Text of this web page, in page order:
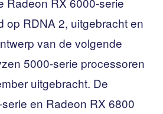
op RDNA 2, uitgebracht en
van de volgende
5000-serie processoren
uitgebracht. De
en Radeon RX 6800